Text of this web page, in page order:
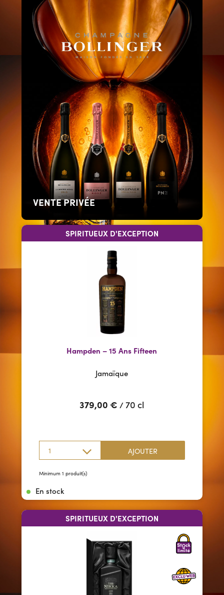
VENTE PRIVÉE
SPIRITUEUX D'EXCEPTION
Hampden – 15 Ans Fifteen
Jamaïque
379,00 € /70 cl
1 AJOUTER
Minimum 1 produit(s)
En stock
SPIRITUEUX D'EXCEPTION